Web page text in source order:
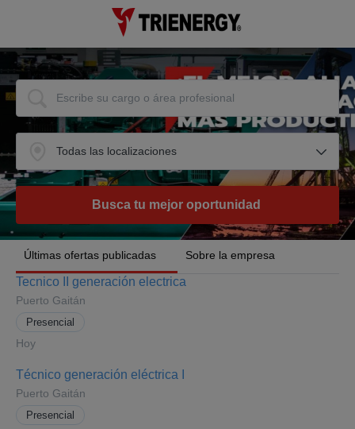
Últimas ofertas publicadas Sobre la empresa
Tecnico II generación electrica
Puerto Gaitán
Presencial
Hoy
Técnico generación eléctrica I
Puerto Gaitán
Presencial